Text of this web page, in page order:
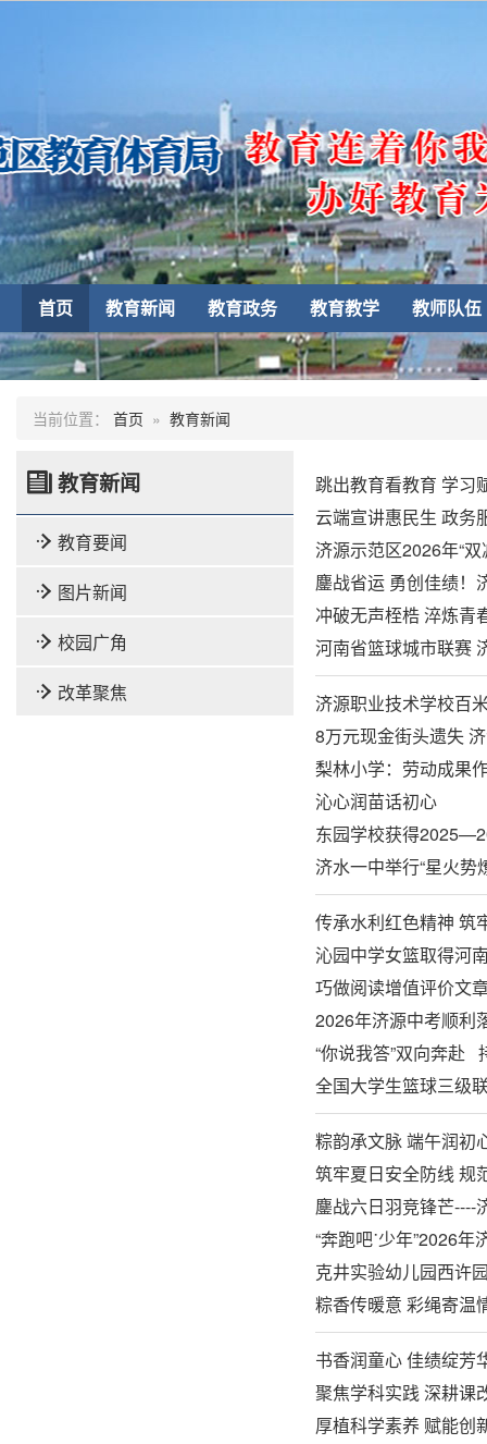
首页 教育新闻 教育政务 教育教学 教师队伍
当前位置： 首页 » 教育新闻
教育新闻
教育要闻
图片新闻
校园广角
改革聚焦
跳出教育看教育 学
云端宣讲惠民生 政务
济源示范区2026年“
鏖战省运 勇创佳绩！
冲破无声桎梏 淬炼青
河南省篮球城市联赛
济源职业技术学校百
8万元现金街头遗失
梨林小学：劳动成果
沁心润苗话初心
东园学校获得
济水一中举行“星火势
传承水利红色精神
沁园中学女篮取得河
巧做阅读增值评价文
2026年济源中考顺利
“你说我答”双向奔赴
全国大学生篮球三级
粽韵承文脉 端午润初
筑牢夏日安全防线
鏖战六日羽竞锋芒----
“奔跑吧˙少年”2026
克井实验幼儿园西许
粽香传暖意 彩绳寄
书香润童心 佳绩绽
聚焦学科实践 深耕
厚植科学素养 赋能